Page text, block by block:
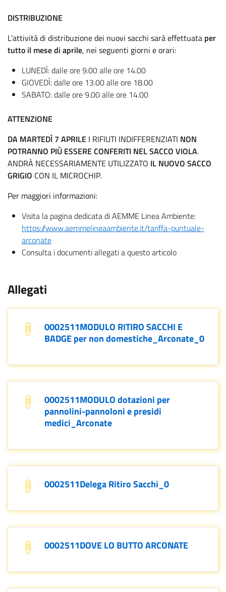
DISTRIBUZIONE
L’attività di distribuzione dei nuovi sacchi sarà effettuata per
tutto il mese di aprile, nei seguenti giorni e orari:
LUNEDÌ: dalle ore 9.00 alle ore 14.00
GIOVEDÌ: dalle ore 13.00 alle ore 18.00
SABATO: dalle ore 9.00 alle ore 14.00
ATTENZIONE
DA MARTEDÌ 7 APRILE I RIFIUTI INDIFFERENZIATI NON
POTRANNO PIÙ ESSERE CONFERITI NEL SACCO VIOLA.
ANDRÀ NECESSARIAMENTE UTILIZZATO IL NUOVO SACCO
GRIGIO CON IL MICROCHIP.
Per maggiori informazioni:
Visita la pagina dedicata di AEMME Linea Ambiente:
https://www.aemmelineaambiente.it/tariffa-puntuale-
arconate
Consulta i documenti allegati a questo articolo
Allegati
0002511MODULO RITIRO SACCHI E
BADGE per non domestiche_Arconate_0
0002511MODULO dotazioni per
pannolini-pannoloni e presidi
medici_Arconate
0002511Delega Ritiro Sacchi_0
0002511DOVE LO BUTTO ARCONATE